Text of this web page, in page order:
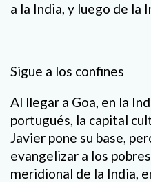
a la India, y luego de la
Sigue a los confines
Al llegar a Goa, en la
portugués, la capital
Javier pone su base,
evangelizar a los
meridional de la India,